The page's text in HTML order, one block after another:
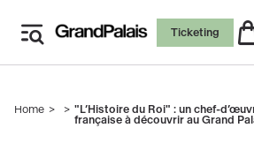
main
Ticketing
Breadcrumb
Home
"L’Histoire du Roi" : un chef-
française à découvrir au Grand